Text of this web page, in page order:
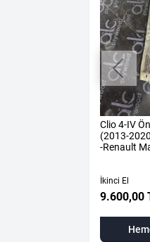
Clio 4-IV
(2013-
-Renault
İkinci El
9.600,00